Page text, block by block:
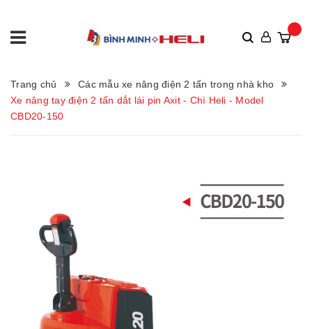
Trang chủ
Các mẫu xe nâng điện 2 tấn trong nhà kho
Xe nâng tay điện 2 tấn dắt lái pin Axit - Chì Heli - Model
CBD20-150